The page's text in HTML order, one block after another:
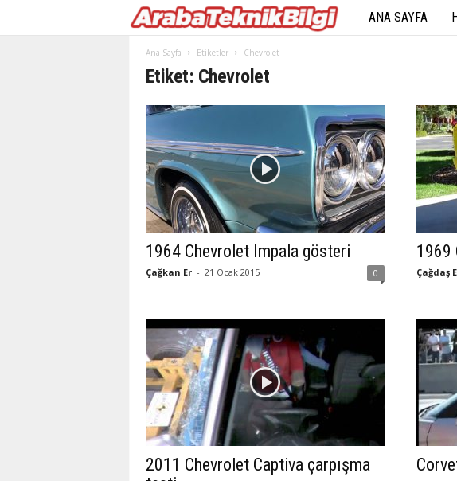
b
a
T
e
l
ANA SAYFA
Ana Sayfa Etiketler Chevrolet
Etiket: Chevrolet
1964 Chevrolet Impala gösteri
Çağkan Er - 21 Ocak 2015 0
1969
Çağdaş
2011 Chevrolet Captiva çarpışma